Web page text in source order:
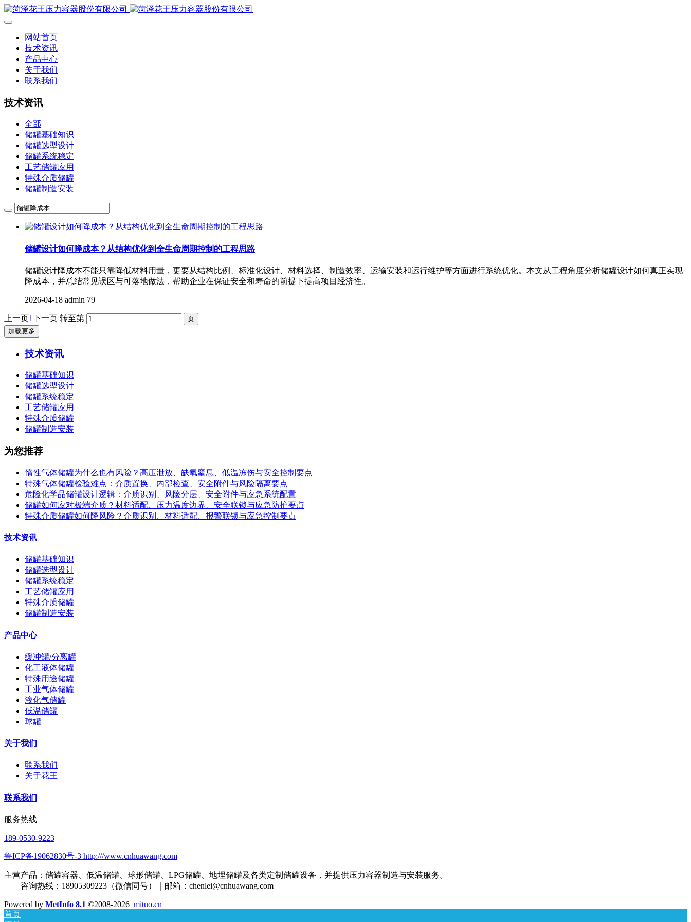
网站首页
技术资讯
产品中心
关于我们
联系我们
技术资讯
全部
储罐基础知识
储罐选型设计
储罐系统稳定
工艺储罐应用
特殊介质储罐
储罐制造安装
储罐设计如何降成本？从结构优化到全生命周期控制的工程思路
储罐设计降成本不能只靠降低材料用量，更要从结构比例、标准化设计、材料选择、制造效率、运输安装和运行维护等方面进行系统优化。本文从工程角度分析储罐设计如何真正实现
降成本，并总结常见误区与可落地做法，帮助企业在保证安全和寿命的前提下提高项目经济性。
2026-04-18 admin 79
上一页1下一页 转至第
加载更多
技术资讯
储罐基础知识
储罐选型设计
储罐系统稳定
工艺储罐应用
特殊介质储罐
储罐制造安装
为您推荐
惰性气体储罐为什么也有风险？高压泄放、缺氧窒息、低温冻伤与安全控制要点
特殊气体储罐检验难点：介质置换、内部检查、安全附件与风险隔离要点
危险化学品储罐设计逻辑：介质识别、风险分层、安全附件与应急系统配置
储罐如何应对极端介质？材料适配、压力温度边界、安全联锁与应急防护要点
特殊介质储罐如何降风险？介质识别、材料适配、报警联锁与应急控制要点
技术资讯
储罐基础知识
储罐选型设计
储罐系统稳定
工艺储罐应用
特殊介质储罐
储罐制造安装
产品中心
缓冲罐/分离罐
化工液体储罐
特殊用途储罐
工业气体储罐
液化气储罐
低温储罐
球罐
关于我们
联系我们
关于花王
联系我们
服务热线
189-0530-9223
鲁ICP备19062830号-3 http:///www.cnhuawang.com
主营产品：储罐容器、低温储罐、球形储罐、LPG储罐、地埋储罐及各类定制储罐设备，并提供压力容器制造与安装服务。
咨询热线：18905309223（微信同号）｜邮箱： chenlei@cnhuawang.com
Powered by MetInfo 8.1 ©2008-2026 mituo.cn
首页